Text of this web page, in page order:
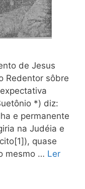
de Jesus
Redentor sôbre
*) diz:
e permanente
na Judéia e
quase
mesmo … Ler